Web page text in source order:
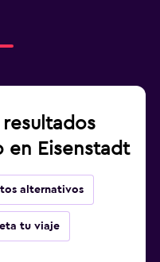
en Eisenstadt
alternativos
tu viaje